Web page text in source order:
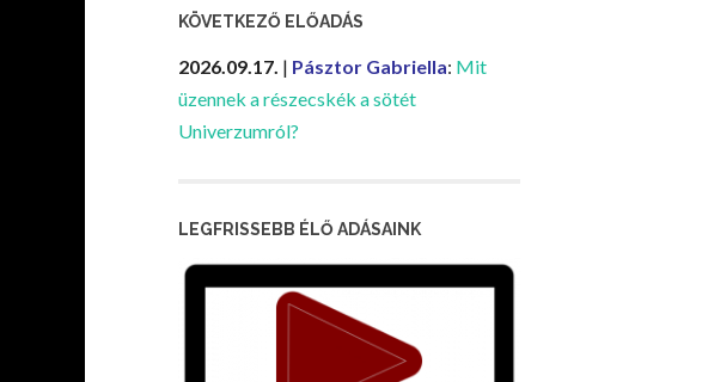
KÖVETKEZŐ ELŐADÁS
2026.09.17. | Pásztor Gabriella: Mit
üzennek a részecskék a sötét
Univerzumról?
LEGFRISSEBB ÉLŐ ADÁSAINK